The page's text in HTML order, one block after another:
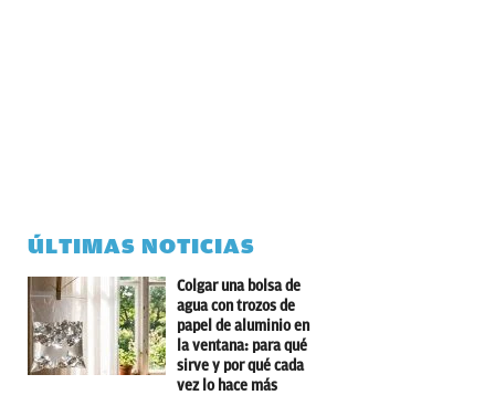
ÚLTIMAS NOTICIAS
Colgar una bolsa de
agua con trozos de
papel de aluminio en
la ventana: para qué
sirve y por qué cada
vez lo hace más